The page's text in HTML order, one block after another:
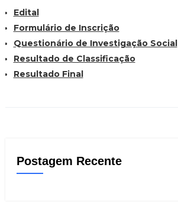
Edital
Formulário de Inscrição
Questionário de Investigação Social
Resultado de Classificação
Resultado Final
Postagem Recente